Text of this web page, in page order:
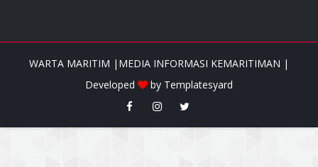
WARTA MARITIM |MEDIA INFORMASI KEMARITIMAN |
Developed
by Templatesyard